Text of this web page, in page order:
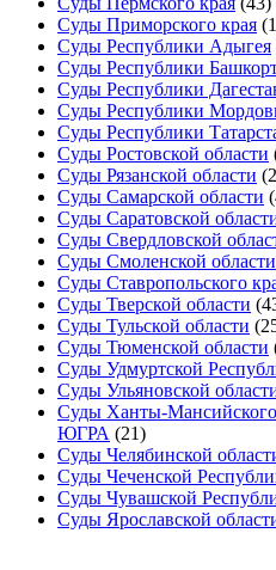
Суды Приморского края
Суды Республики Адыгея
Суды Республики
Суды Республики
Суды Республики
Суды Республики
Суды Ростовской области
Суды Рязанской области
Суды Самарской области
Суды Саратовской
Суды Свердловской
Суды Смоленской области
Суды Ставропольского
Суды Тверской области
Суды Тульской области
Суды Тюменской области
Суды Удмуртской
Суды Ульяновской
Суды Ханты-
ЮГРА (21)
Суды Челябинской
Суды Чеченской
Суды Чувашской
Суды Ярославской